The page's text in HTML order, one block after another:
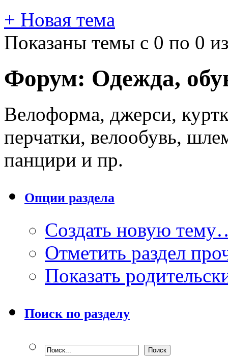
+ Новая тема
Показаны темы с 0 по 0
Форум: Одежда,
Велоформа, джерси,
перчатки, велообувь,
панцири и пр.
Опции раздела
Создать новую
Отметить раздел
Показать
Поиск по разделу